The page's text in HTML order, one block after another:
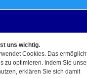
- Marco Schirle Alle
uns wichtig.
Cookies. Das
zu optimieren. Indem Sie
erklären Sie sich damit